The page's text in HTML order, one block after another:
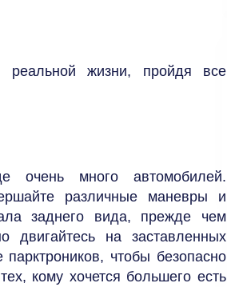
реальной жизни, пройдя все
очень много автомобилей.
различные маневры и
заднего вида, прежде чем
двигайтесь на заставленных
чтобы безопасно
кому хочется большего есть